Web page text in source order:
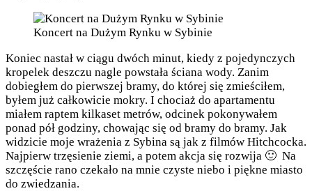
Koncert na Dużym Rynku w Sybinie
Koniec nastał w ciągu dwóch minut, kiedy z pojedynczych
kropelek deszczu nagle powstała ściana wody. Zanim
dobiegłem do pierwszej bramy, do której się zmieściłem,
byłem już całkowicie mokry. I chociaż do apartamentu
miałem raptem kilkaset metrów, odcinek pokonywałem
ponad pół godziny, chowając się od bramy do bramy. Jak
widzicie moje wrażenia z Sybina są jak z filmów Hitchcocka.
Najpierw trzęsienie ziemi, a potem akcja się rozwija 🙂 Na
szczęście rano czekało na mnie czyste niebo i piękne miasto
do zwiedzania.